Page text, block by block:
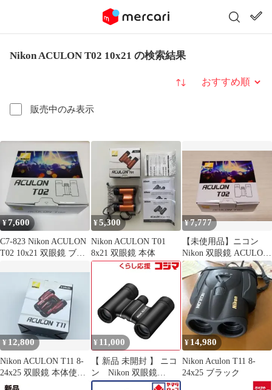
Nikon ACULON T02 10x21 の検索結果
販売中のみ表示
並び替え
¥7,600
C7-823 Nikon ACULON
T02 10x21 双眼鏡 ブラ
¥5,300
Nikon ACULON T01
8x21 双眼鏡 本体
¥7,777
【未使用品】ニコン
Nikon 双眼鏡 ACULON
T02 8x21 白色
¥12,800
Nikon ACULON T11 8-
24x25 双眼鏡 本体使用
感なし美品
¥ 11,000
【 新品 未開封 】 ニコ
ン Nikon 双眼鏡
｢ACULON T02(アキュ
¥ 14,980
Nikon Aculon T11 8-
24x25 ブラック